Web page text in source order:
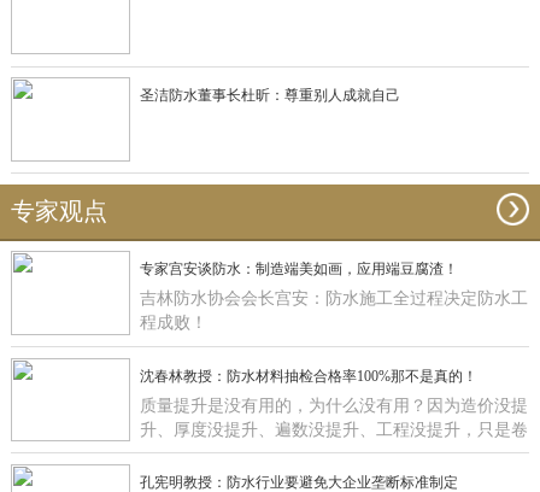
圣洁防水董事长杜昕：尊重别人成就自己
专家观点
专家宫安谈防水：制造端美如画，应用端豆腐渣！
吉林防水协会会长宫安：防水施工全过程决定防水工
程成败！
沈春林教授：防水材料抽检合格率100%那不是真的！
质量提升是没有用的，为什么没有用？因为造价没提
升、厚度没提升、遍数没提升、工程没提升，只是卷
材在那里提升有什么用啊？
孔宪明教授：防水行业要避免大企业垄断标准制定